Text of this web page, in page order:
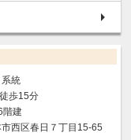
統
歩15分
階建
西区春日７丁目15-65